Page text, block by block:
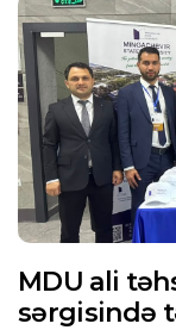
MDU ali
sərgisində